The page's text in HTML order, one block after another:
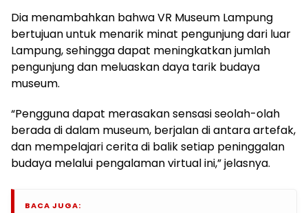
Dia menambahkan bahwa VR Museum Lampung
bertujuan untuk menarik minat pengunjung dari luar
Lampung, sehingga dapat meningkatkan jumlah
pengunjung dan meluaskan daya tarik budaya
museum.
“Pengguna dapat merasakan sensasi seolah-olah
berada di dalam museum, berjalan di antara artefak,
dan mempelajari cerita di balik setiap peninggalan
budaya melalui pengalaman virtual ini,” jelasnya.
BACA JUGA: